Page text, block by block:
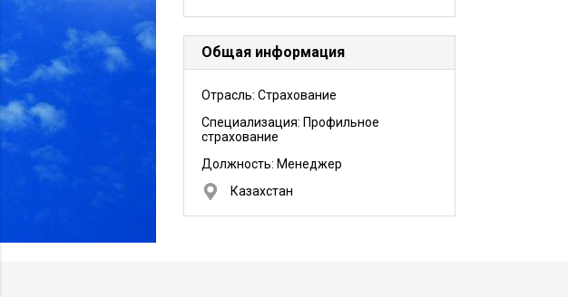
Общая информация
Отрасль: Страхование
Специализация: Профильное
страхование
Должность: Менеджер
Казахстан